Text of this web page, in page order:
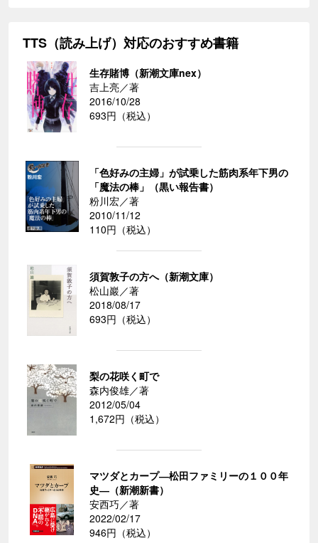
TTS（読み上げ）対応のおすすめ書籍
生存賭博（新潮文庫nex）
吉上亮／著
2016/10/28
693円（税込）
「色好みの主婦」が試乗した筋肉系年下男の
「魔法の棒」（黒い報告書）
粉川宏／著
2010/11/12
110円（税込）
須賀敦子の方へ（新潮文庫）
松山巖／著
2018/08/17
693円（税込）
梨の花咲く町で
森内俊雄／著
2012/05/04
1,672円（税込）
マツダとカープ―松田ファミリーの１００年
史―（新潮新書）
安西巧／著
2022/02/17
946円（税込）